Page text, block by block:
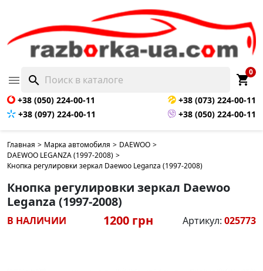
 search shopping_cart
0
+38 (050) 224-00-11
+38 (073) 224-00-11
+38 (097) 224-00-11
+38 (050) 224-00-11
Главная > Марка автомобиля > DAEWOO >
DAEWOO LEGANZA (1997-2008) >
Кнопка регулировки зеркал Daewoo Leganza (1997-2008)
Кнопка регулировки зеркал Daewoo
Leganza (1997-2008)
В НАЛИЧИИ 1200 грн Артикул: 025773